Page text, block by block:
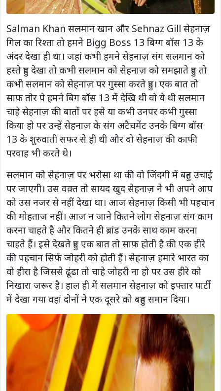
Salman Khan सलमान खान और Sehnaz Gill सेहनाज़
गिल का रिश्ता तो हमने Bigg Boss 13 बिग्ग बॉस 13 के
अंदर देखा ही था। जहां कभी हमने सेहनाज़ संग सलमान को
हस्ते हुए देखा तो कभी सलमान को सेहनाज़ को समझाते हुए तो
कभी सलमान को सेहनाज़ पर गुस्सा करते हुए। एक बात तो
साफ़ तोर पे हमने बिग बॉस 13 में देखि थी वो ये थी सलमान
चाहे सेहनाज़ की बातों पर हसे या कभी उनपर कभी गुस्सा
किया हो पर उन्हें सेहनाज़ के संग अटैचमेंट उनके बिग्ग बॉस
13 के शुरुवाती सफर से ही थी और वो सेहनाज़ की काफी
परवाह भी करते थे।
सलमान को सेहनाज़ पर भरोसा था की वो जिंदगी में बहुत उचाई
पर जाएगी। उस वक़्त तो सायद खुद सेहनाज़ ने भी अपने आप
को उस नजर से नहीं देखा था। आज सेहनाज़ किसी भी पहचान
की मोहताज नहीं। आज न जाने कितने लोग सेहनाज़ संग काम
करना चाहते है और कितने ही ब्रांड उनके साथ काम करना
चाहते हैं। इसे देखते हुए एक बात तो साफ़ होती है की एक हीरे
की पहचान सिर्फ जोहरी को होती हैं। सेहनाज़ हमारे भारत का
वो हीरा है जिससे ढूंढा तो चाहे जोहरी ना हो पर उस हीरे को
निखारा जरूर है। हाल ही में सलमान सेहनाज़ को इफ्तार पार्टी
में देखा गया वहां दोनों ने एक दूसरे को बहुत समान दिया।